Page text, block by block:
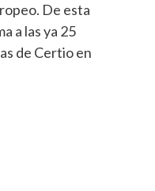
De esta
a las ya 25
de Certio en